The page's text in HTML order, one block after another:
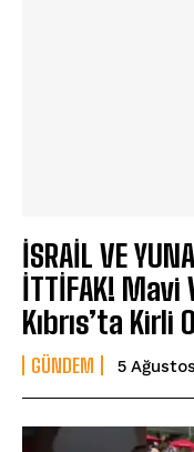
İSRAİL VE
İTTİFAK!
Kıbrıs’ta Kirli
GÜNDEM 5